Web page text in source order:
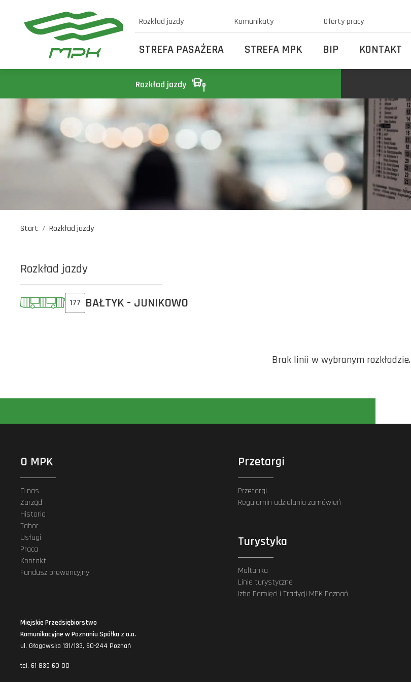
Rozkład jazdy Komunikaty Oferty pracy
STREFA PASAŻERA STREFA MPK BIP KONTAKT
Rozkład jazdy
Start Rozkład jazdy
Rozkład jazdy
177 BAŁTYK - JUNIKOWO
Brak linii w wybranym rozkładzie.
O MPK
O nas
Zarząd
Historia
Tabor
Usługi
Praca
Kontakt
Fundusz prewencyjny
Przetargi
Przetargi
Regulamin udzielania zamówień
Turystyka
Maltanka
Linie turystyczne
Izba Pamięci i Tradycji MPK Poznań
Miejskie Przedsiębiorstwo
Komunikacyjne w Poznaniu Spółka z o.o.
ul. Głogowska 131/133, 60-244 Poznań
tel. 61 839 60 00